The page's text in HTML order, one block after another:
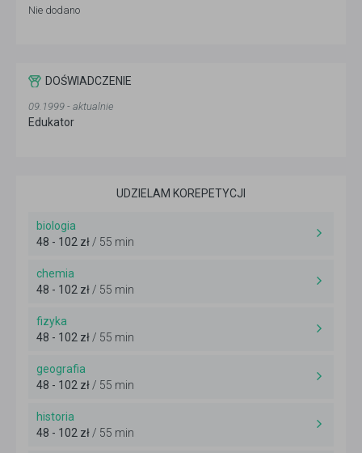
Nie dodano
DOŚWIADCZENIE
09.1999 - aktualnie
Edukator
UDZIELAM KOREPETYCJI
biologia
48 - 102 zł/ 55 min
chemia
48 - 102 zł/ 55 min
fizyka
48 - 102 zł/ 55 min
geografia
48 - 102 zł/ 55 min
historia
48 - 102 zł/ 55 min